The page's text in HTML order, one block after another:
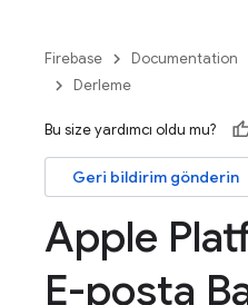
Firebase Documentation
Derleme
Bu size yardımcı oldu mu?
Geri bildirim gönderin
Apple
E-posta